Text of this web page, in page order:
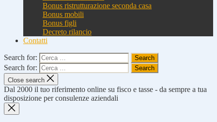
Bonus ristrutturazione seconda casa
Bonus mobili
Bonus figli
Decreto rilancio
Contatti
Search for:
Search for:
Close search
Dal 2000 il tuo riferimento online su fisco e tasse - da sempre a tua
disposizione per consulenze aziendali